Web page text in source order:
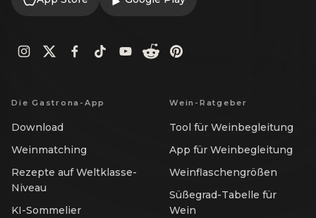
Die Gastrona-App
Download
Weinmatching
Rezepte auf Weltklasse-
Niveau
KI-Sommelier
Wein-Ratgeber
Tool für Weinbegleitung
App für Weinbegleitung
Weinflaschengrößen
Süßegrad-Tabelle für
Wein